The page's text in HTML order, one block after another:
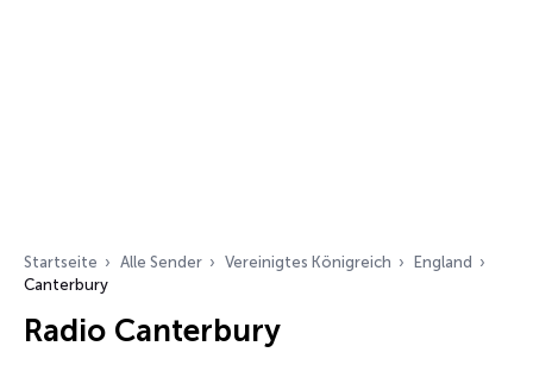
Startseite Alle Sender Vereinigtes Königreich
England
Canterbury
Radio Canterbury